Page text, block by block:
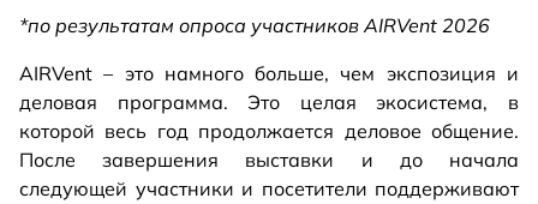
*по результатам опроса участников AIRVent 2026
AIRVent – это намного больше, чем экспозиция и
деловая программа. Это целая экосистема, в
которой весь год продолжается деловое общение.
После завершения выставки и до начала
следующей участники и посетители поддерживают